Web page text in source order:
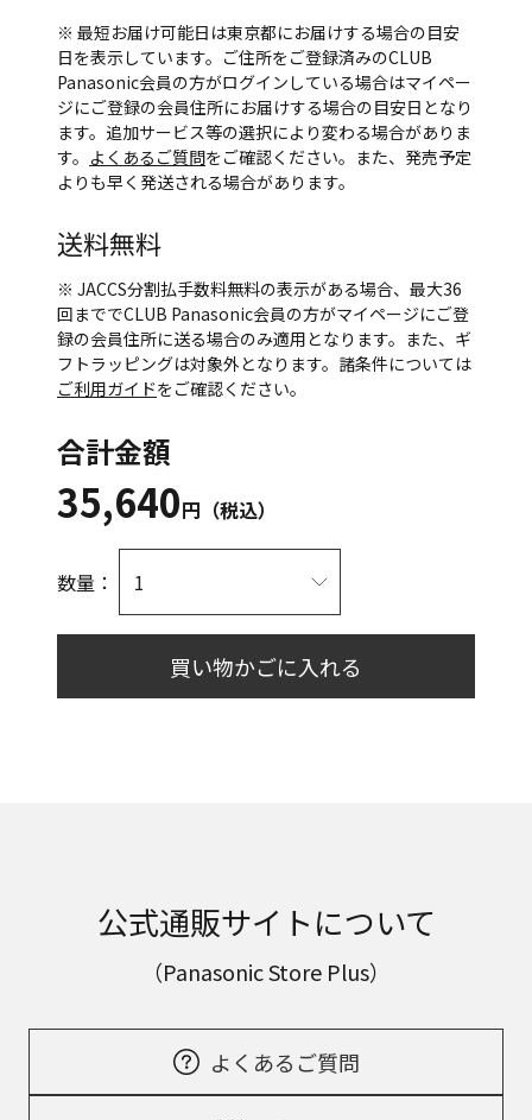
※ 最短お届け可能日は東京都にお届けする場合の目安
日を表示しています。ご住所をご登録済みのCLUB
Panasonic会員の方がログインしている場合はマイペー
ジにご登録の会員住所にお届けする場合の目安日となり
ます。追加サービス等の選択により変わる場合がありま
す。 よくあるご質問をご確認ください。また、発売予定
よりも早く発送される場合があります。
送料無料
※ JACCS分割払手数料無料の表示がある場合、最大36
回まででCLUB Panasonic会員の方がマイページにご登
録の会員住所に送る場合のみ適用となります。また、ギ
フトラッピングは対象外となります。諸条件については
ご利用ガイドをご確認ください。
合計金額
35,640円（税込）
数量：
買い物かごに入れる
公式通販サイトについて
（Panasonic Store Plus）
よくあるご質問